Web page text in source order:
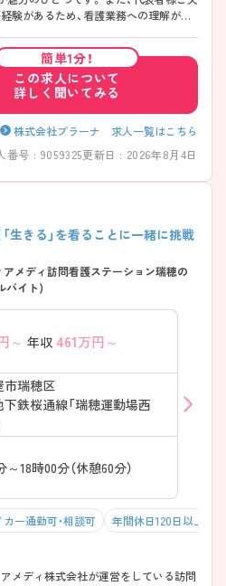
験があるため、看護業務への理解が深
簡単1分！
この求人について
詳しく聞いてみる
株式会社プラーナ 求人一覧はこちら
番号 : 9059325更新日 : 2026年8月4日
生きる」を看ることに一緒に挑戦
メディ訪問看護ステーション瑞穂の
バイト)
～ 年収 461万円～
市瑞穂区
鉄桜通線「瑞穂運動場西
18時00分（休憩60分）
カー通勤可・相談可 年間休日120日以上
メディ株式会社が運営をしている訪問